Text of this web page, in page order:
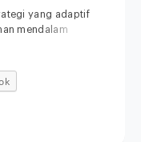
yang adaptif
mendalam
digital ini,
dengan sangat
serba manual